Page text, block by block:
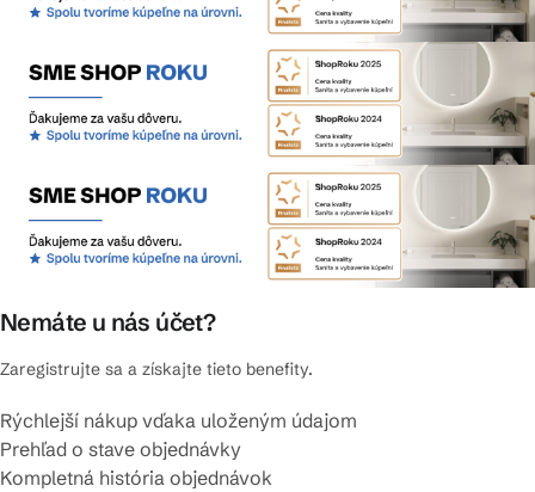
Nemáte u nás účet?
Zaregistrujte sa a získajte tieto benefity.
Rýchlejší nákup vďaka uloženým údajom
Prehľad o stave objednávky
Kompletná história objednávok